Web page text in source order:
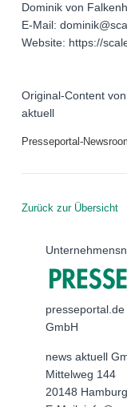
Dominik von
E-Mail:
Website: https://
Original-Content
aktuell
Presseportal-
Zurück zur Übersicht
GmbH
news aktuell
Mittelweg 144
20148 Hamburg